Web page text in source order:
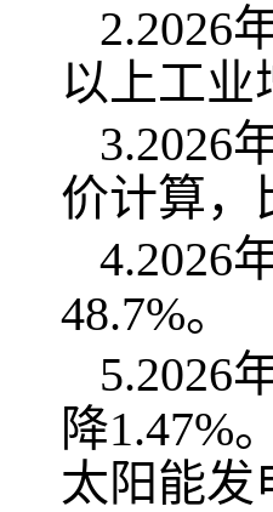
2.2026
以上工业
3.2026
价计算，
4.2026
48.7%。
5.2026
降1.47%
太阳能发